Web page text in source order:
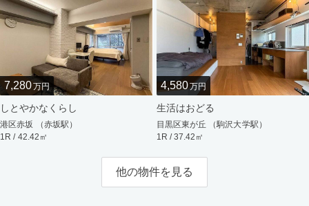
7,280万円
しとやかなくらし
港区赤坂 （赤坂駅）
1R / 42.42㎡
4,580万円
生活はおどる
目黒区東が丘 （駒沢大学駅）
1R / 37.42㎡
他の物件を見る